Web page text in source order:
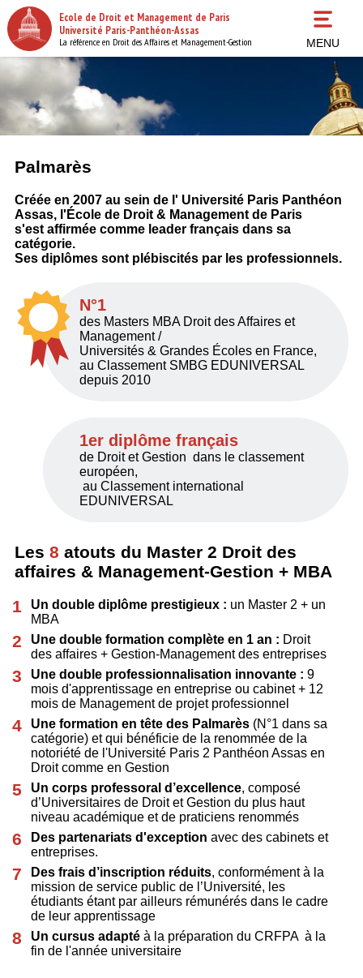
Aller
au
contenu
principal
Ecole de Droit et Management de Paris
Université Paris-Panthéon-Assas
La référence en Droit des Affaires et Management-Gestion MENU
Palmarès
Créée en 2007 au sein de l' Université Paris Panthéon
Assas, l'École de Droit & Management de Paris
s'est affirmée comme leader français dans sa
catégorie.
Ses diplômes sont plébiscités par les professionnels.
N°1
des Masters MBA Droit des Affaires et
Management /
Universités & Grandes Écoles en France,
au Classement SMBG EDUNIVERSAL
depuis 2010
1er diplôme français
de Droit et Gestion dans le classement
européen,
au Classement international
EDUNIVERSAL
Les 8 atouts du Master 2 Droit des
affaires & Management-Gestion + MBA
Un double diplôme prestigieux : un Master 2 + un
MBA
Une double formation complète en 1 an : Droit
des affaires + Gestion-Management des entreprises
Une double professionnalisation innovante : 9
mois d'apprentissage en entreprise ou cabinet + 12
mois de Management de projet professionnel
Une formation en tête des Palmarès (N°1 dans sa
catégorie) et qui bénéficie de la renommée de la
notoriété de l'Université Paris 2 Panthéon Assas en
Droit comme en Gestion
Un corps professoral d’excellence, composé
d’Universitaires de Droit et Gestion du plus haut
niveau académique et de praticiens renommés
Des partenariats d'exception avec des cabinets et
entreprises.
Des frais d’inscription réduits, conformément à la
mission de service public de l’Université, les
étudiants étant par ailleurs rémunérés dans le cadre
de leur apprentissage
Un cursus adaptéà la préparation du CRFPA à la
fin de l'année universitaire